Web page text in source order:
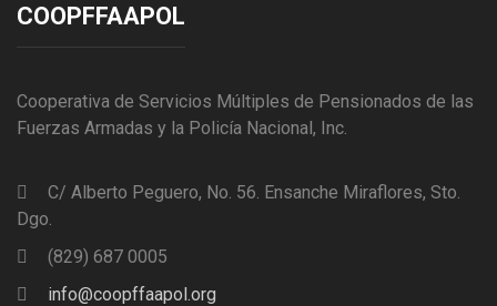
COOPFFAAPOL
Cooperativa de Servicios Múltiples de Pensionados de las
Fuerzas Armadas y la Policía Nacional, Inc.
C/ Alberto Peguero, No. 56. Ensanche Miraflores, Sto.
Dgo.
(829) 687 0005
info@coopffaapol.org